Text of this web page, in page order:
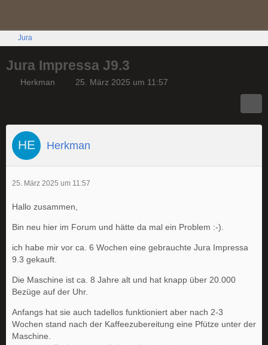
Jura
Jura Impressa J9.3
Herkman 25. März 2025 um 11:57
Herkman
25. März 2025 um 11:57
Hallo zusammen,
Bin neu hier im Forum und hätte da mal ein Problem :-).
ich habe mir vor ca. 6 Wochen eine gebrauchte Jura Impressa
9.3 gekauft.
Die Maschine ist ca. 8 Jahre alt und hat knapp über 20.000
Bezüge auf der Uhr.
Anfangs hat sie auch tadellos funktioniert aber nach 2-3
Wochen stand nach der Kaffeezubereitung eine Pfütze unter der
Maschine.